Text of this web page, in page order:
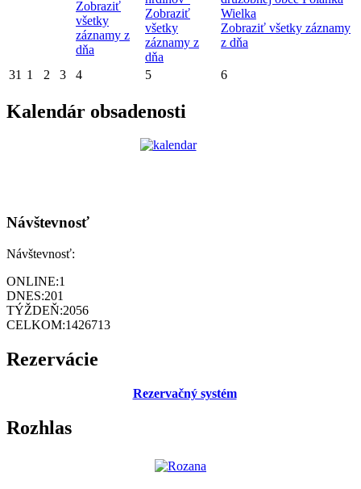
Zobraziť
všetky
záznamy z
dňa
Zobraziť
všetky
záznamy z
dňa
Wielka
Zobraziť všetky záznamy
z dňa
31 1 2 3 4 5 6
Kalendár obsadenosti
Návštevnosť
Návštevnosť:
ONLINE:1
DNES:201
TÝŽDEŇ:2056
CELKOM:1426713
Rezervácie
Rezervačný systém
Rozhlas